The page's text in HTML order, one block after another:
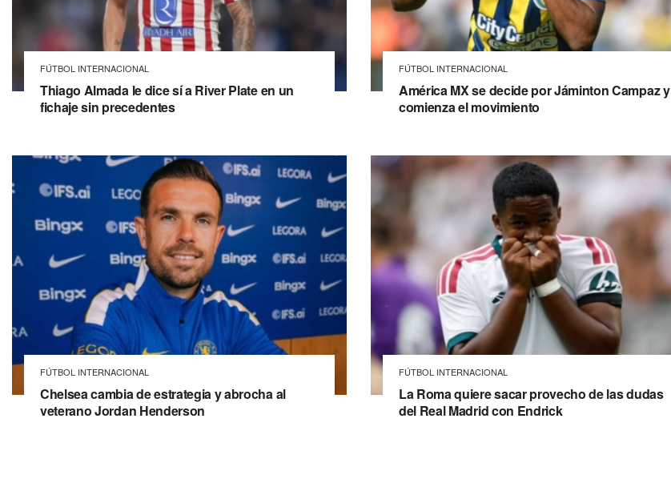
FÚTBOL INTERNACIONAL
Thiago Almada le dice sí a River Plate en un
fichaje sin precedentes
FÚTBOL INTERNACIONAL
América MX se decide por Jáminton Campaz y
comienza el movimiento
FÚTBOL INTERNACIONAL
Chelsea cambia de estrategia y abrocha al
veterano Jordan Henderson
FÚTBOL INTERNACIONAL
La Roma quiere sacar provecho de las dudas
del Real Madrid con Endrick